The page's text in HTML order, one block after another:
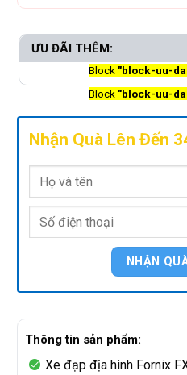
ƯU ĐÃI THÊM:
Block "block-uu-
Block "block-uu-
Nhận Quà Lên Đến
Thông tin sản phẩm:
Xe đạp địa hình Fornix